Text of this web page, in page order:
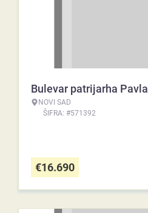
Bulevar patrijarha Pavla
NOVI SAD
ŠIFRA: #571392
€16.690